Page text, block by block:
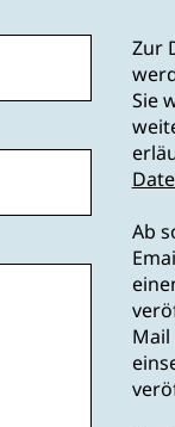
Zur
Sie
Ab